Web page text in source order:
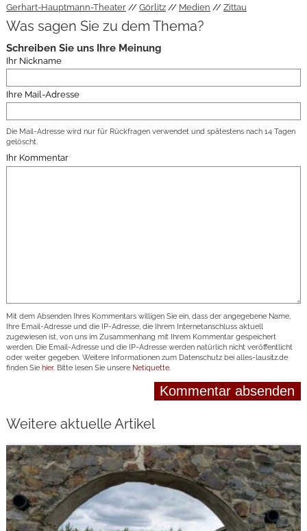
Gerhart-Hauptmann-Theater Görlitz Medien Zittau
Was sagen Sie zu dem Thema?
Schreiben Sie uns Ihre Meinung
Ihr Nickname
Ihre Mail-Adresse
Die Mail-Adresse wird nur für Rückfragen verwendet und spätestens nach 14 Tagen
gelöscht.
Ihr Kommentar
Mit dem Absenden Ihres Kommentars willigen Sie ein, dass der angegebene Name,
Ihre Email-Adresse und die IP-Adresse, die Ihrem Internetanschluss aktuell
zugewiesen ist, von uns im Zusammenhang mit Ihrem Kommentar gespeichert
werden. Die Email-Adresse und die IP-Adresse werden natürlich nicht veröffentlicht
oder weiter gegeben. Weitere Informationen zum Datenschutz bei alles-lausitz.de
finden Sie hier. Bitte lesen Sie unsere Netiquette.
Weitere aktuelle Artikel
weiterlesen